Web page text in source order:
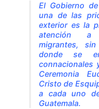
El Gobierno
una de las
exterior es la
atención a
migrantes,
donde se
connacionales
Ceremonia
Cristo de
a cada uno
Guatemala.